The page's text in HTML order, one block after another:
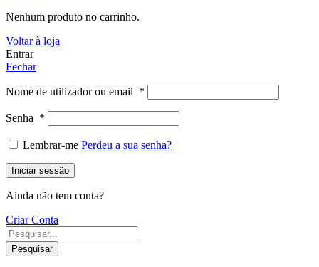
Nenhum produto no carrinho.
Voltar à loja
Entrar
Fechar
Nome de utilizador ou email *
Senha *
Lembrar-me Perdeu a sua senha?
Iniciar sessão
Ainda não tem conta?
Criar Conta
Pesquisar